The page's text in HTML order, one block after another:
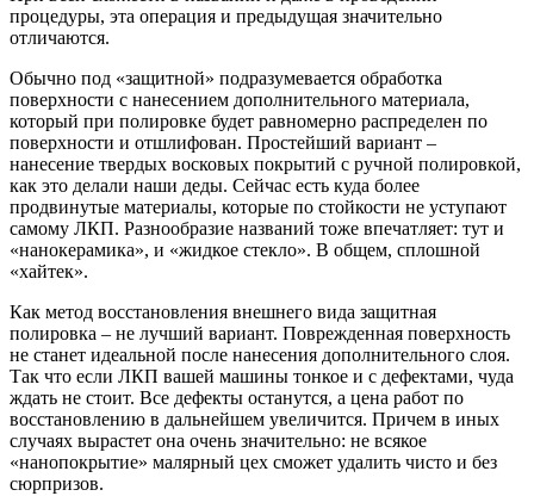
процедуры, эта операция и предыдущая значительно
отличаются.
Обычно под «защитной» подразумевается обработка
поверхности с нанесением дополнительного материала,
который при полировке будет равномерно распределен по
поверхности и отшлифован. Простейший вариант –
нанесение твердых восковых покрытий с ручной полировкой,
как это делали наши деды. Сейчас есть куда более
продвинутые материалы, которые по стойкости не уступают
самому ЛКП. Разнообразие названий тоже впечатляет: тут и
«нанокерамика», и «жидкое стекло». В общем, сплошной
«хайтек».
Как метод восстановления внешнего вида защитная
полировка – не лучший вариант. Поврежденная поверхность
не станет идеальной после нанесения дополнительного слоя.
Так что если ЛКП вашей машины тонкое и с дефектами, чуда
ждать не стоит. Все дефекты останутся, а цена работ по
восстановлению в дальнейшем увеличится. Причем в иных
случаях вырастет она очень значительно: не всякое
«нанопокрытие» малярный цех сможет удалить чисто и без
сюрпризов.